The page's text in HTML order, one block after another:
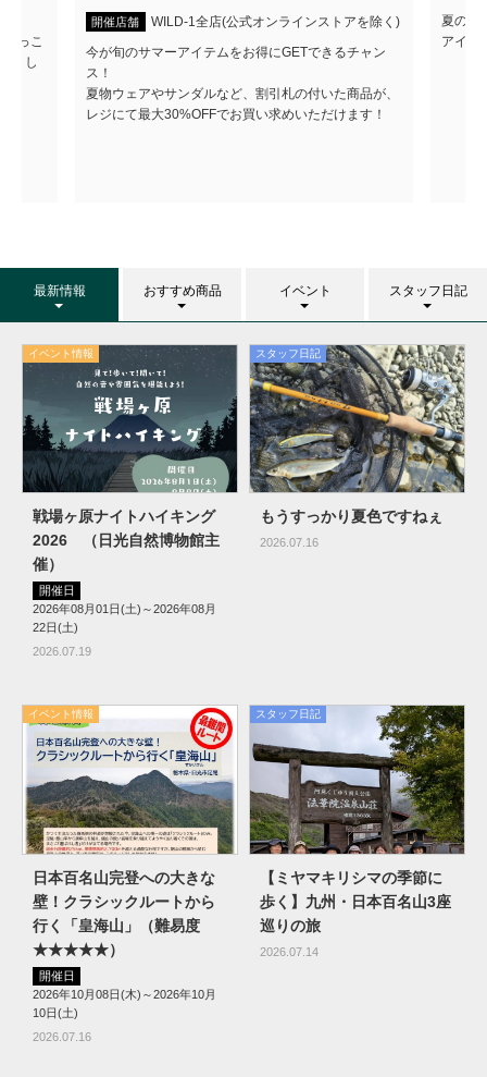
っこ
トし
開催店舗
WILD-1全店(公式オンラインストアを除く)
今が旬のサマーアイテムをお得にGETできるチャン
ス！
夏物ウェアやサンダルなど、割引札の付いた商品が、
レジにて最大30%OFFでお買い求めいただけます！
夏のア
アイテ
最新情報 おすすめ商品 イベント スタッフ日記
イベント情報
戦場ヶ原ナイトハイキング
2026 （日光自然博物館主
催）
開催日
2026年08月01日(土)～2026年08月
22日(土)
2026.07.19
スタッフ日記
もうすっかり夏色ですねぇ
2026.07.16
イベント情報
日本百名山完登への大きな
壁！クラシックルートから
行く「皇海山」（難易度
★★★★★）
開催日
2026年10月08日(木)～2026年10月
10日(土)
2026.07.16
スタッフ日記
【ミヤマキリシマの季節に
歩く】九州・日本百名山3座
巡りの旅
2026.07.14